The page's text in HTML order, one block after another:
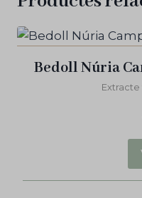
Bedoll Núria